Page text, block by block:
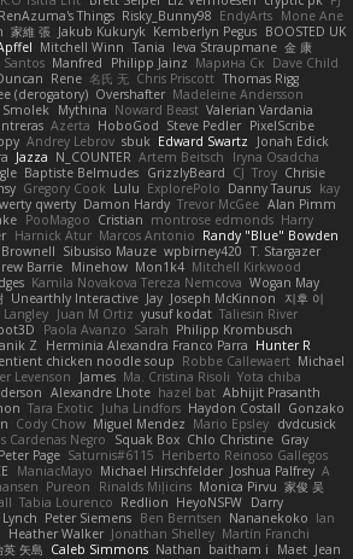
RenAzuma's Things Risky_Bunny98 EndyArts Mone Ane
家維 張 Jakub Kukuryk Kemberlyn Pegus BOOSTED UK
Mitchell Winn Tania Ieva Straupmane 金 康
Santos Manfred Philipp Jainz Марина Ск Dave Child
Rene 名氏 无 Chris Priscott Thomas Rigg
(derogatory) Overshafter Madeleine Andersson
Smolek Mythina Noward Beast Valerian Vardania
Azerta HoboGod Steve Pedler PixelScribe
Andrey Lebrov sbuk Edward Swartz
Jonah Edick
Jazza N_COUNTER Artem Beitsch
Iryna Osadcha
Baptiste Belmudes GrizzlyBeard CJ Troy Chrisie
Gregory Cook Lulu ExplorePolo Danny Taurus kay
qwerty Damon Hardy Trevor McGee Alan Pimm
PooMagoo Cristian montrose edmonds Harry
Harnick Atur Marcos Antonio Randy "Blue" Bowden
Sibusiso Mauze wpbirney420 T. Stargazer
Barrie Minehow Mon1k4 Mitchell Kirkwood
Kamila Novakova Tereza Nemcova Wogan May
Unearthly Interactive Jay Joseph McKinnon
지후 이
Juan M Ortiz yusuf kodat Taliesin River
Paola Avanzo Sarah Philipp Krombusch
Z Herminia Alexandra Franco Parra Hunter R
chicken noodle soup Robbe Callewaert Michael
Levenson James Ma. Cristina Risoli Yota chiba
Alexandre Lhote hazel bat Abhijit Prasanth
Tara Exotic Juha Lindfors Haydon Costall Gonzako
Cody Chow Miguel Mendez Mario Epsley dvdcusick
Cardenas Negro Squak Box Chlo Christine Gray
Peter Page Saturnis#6115 Heriberto Reinoso Gallegos
ManiacMayo Michael Hirschfelder Joshua Palfrey A
Pureon Rinalds Miļicins Monica Pirvu 家俊 吴
Tabia Lourenco Redlion HeyoNSFW Darry
Lynch Peter Siemens Ben Berntsen Nananekoko Ian
Heather Walker Jonathan Shelley Martín Franchi
英 矢島 Caleb Simmons Nathan baitham i Maet Jean